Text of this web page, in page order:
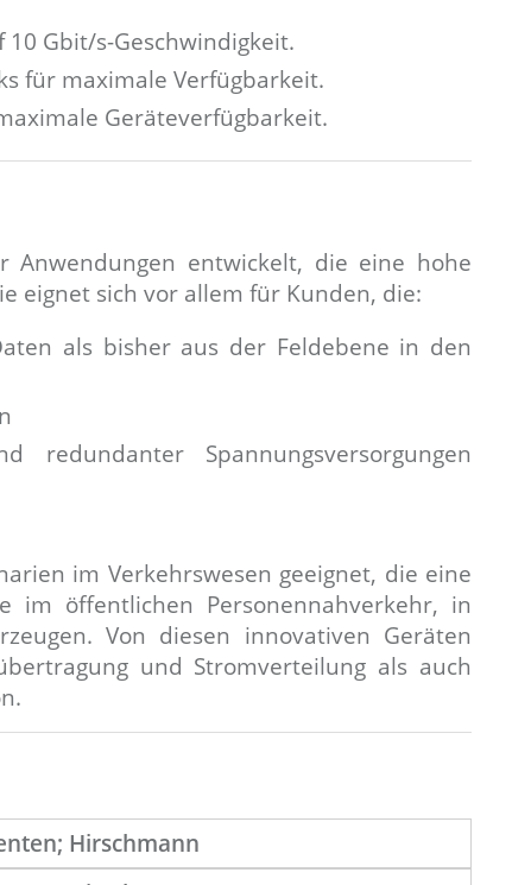
Gbit/s-Geschwindigkeit.
für maximale Verfügbarkeit.
Geräteverfügbarkeit.
Anwendungen entwickelt, die eine hohe
eignet sich vor allem für Kunden, die:
als bisher aus der Feldebene in den
Spannungsversorgungen
im Verkehrswesen geeignet, die eine
im öffentlichen Personennahverkehr, in
Von diesen innovativen Geräten
und Stromverteilung als auch